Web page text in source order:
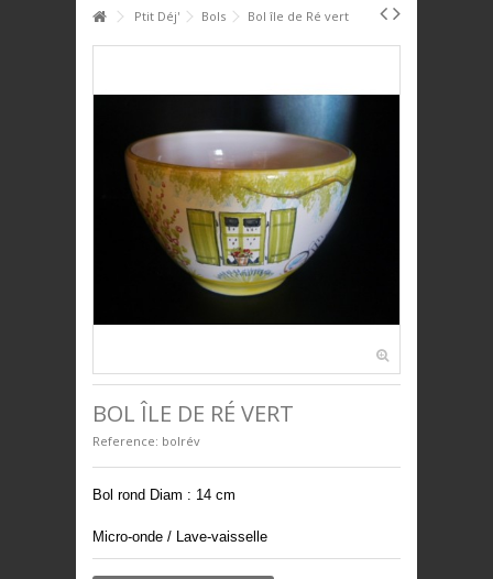
HOME
SERVICE DE TABLE
PLAQUES DÉCORATIVES
ANIMAUX
Ptit Déj' Bols Bol île de Ré vert
BOL ÎLE DE RÉ VERT
Reference: bolrév
Bol rond Diam : 14 cm
Micro-onde / Lave-vaisselle